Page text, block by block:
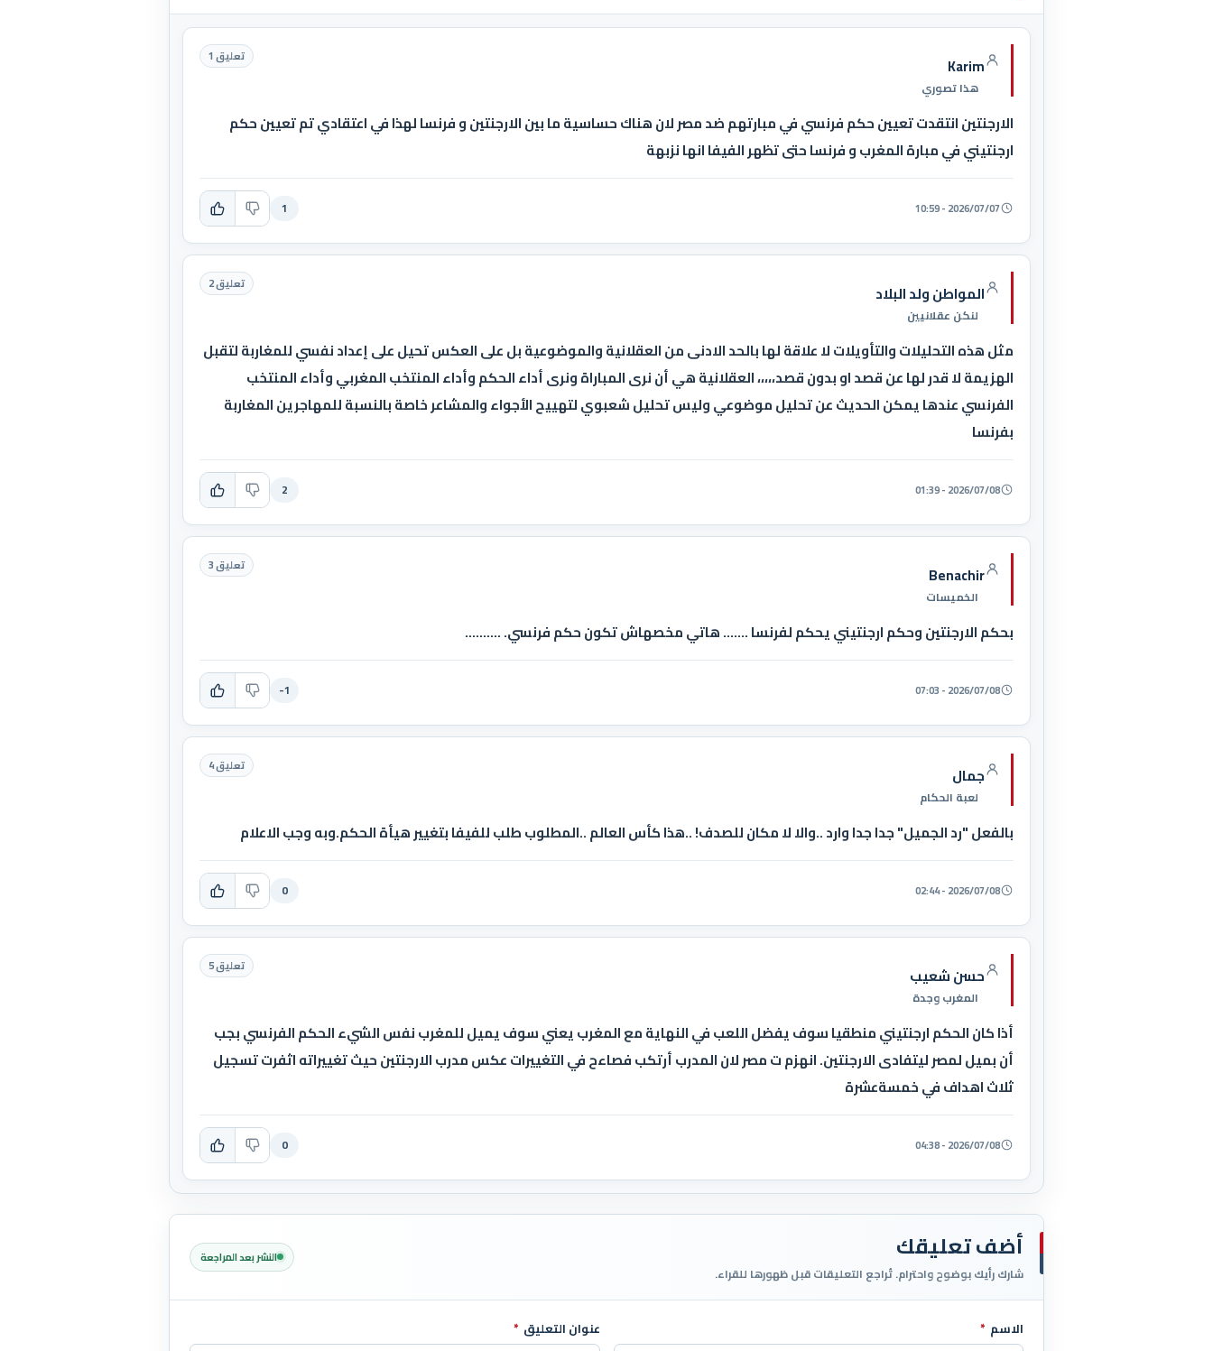
Karim
هذا تصوري
تعليق 1
الارجنتين انتقدت تعيين حكم فرنسي في مبارتهم ضد مصر لان هناك حساسية ما بين الارجنتين و فرنسا لهذا في اعتقادي تم تعيين حكم
ارجنتيني في مبارة المغرب و فرنسا حتى تظهر الفيفا انها نزبهة
2026/07/07 - 10:59
1
المواطن ولد البلاد
لنكن عقلانيين
تعليق 2
مثل هذه التحليلات والتأويلات لا علاقة لها بالحد الادنى من العقلانية والموضوعية بل على العكس تحيل على إعداد نفسي للمغاربة لتقبل
الهزيمة لا قدر لها عن قصد او بدون قصد،،،،، العقلانية هي أن نرى المباراة ونرى أداء الحكم وأداء المنتخب المغربي وأداء المنتخب
الفرنسي عندها يمكن الحديث عن تحليل موضوعي وليس تحليل شعبوي لتهييح الأجواء والمشاعر خاصة بالنسبة للمهاجرين المغاربة
بفرنسا
2026/07/08 - 01:39
2
Benachir
الخميسات
تعليق 3
بحكم الارجنتين وحكم ارجنتيني يحكم لفرنسا ....... هاتي مخصهاش تكون حكم فرنسي. ..........
2026/07/08 - 07:03
-1
جمال
لعبة الحكام
تعليق 4
بالفعل "رد الجميل" جدا جدا وارد ..والا لا مكان للصدف! ..هذا كأس العالم ..المطلوب طلب للفيفا بتغيير هيأة الحكم.وبه وجب الاعلام
2026/07/08 - 02:44
0
حسن شعيب
المغرب وجدة
تعليق 5
أذا كان الحكم ارجنتيني منطقيا سوف يفضل اللعب في النهاية مع المغرب يعني سوف يميل للمغرب نفس الشيء الحكم الفرنسي بجب
أن بميل لمصر ليتفادى الارجنتين. انهزم ت مصر لان المدرب أرتكب فصاءح في التغييرات عكس مدرب الارجنتين حيث تغييراته اثفرت تسجيل
ثلاث اهداف في خمسةعشرة
2026/07/08 - 04:38
0
أضف تعليقك
شارك رأيك بوضوح واحترام. تُراجع التعليقات قبل ظهورها للقراء.
النشر بعد المراجعة
اترك هذا الحقل فارغاً
الاسم * عنوان التعليق *